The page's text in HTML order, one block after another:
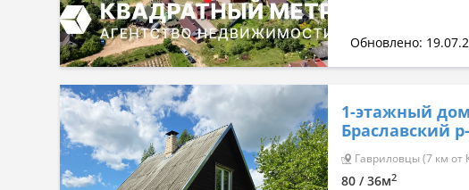
Обновлено:
1-этажный
Браславский
Гавриловцы (7 км от
80 / 36м2